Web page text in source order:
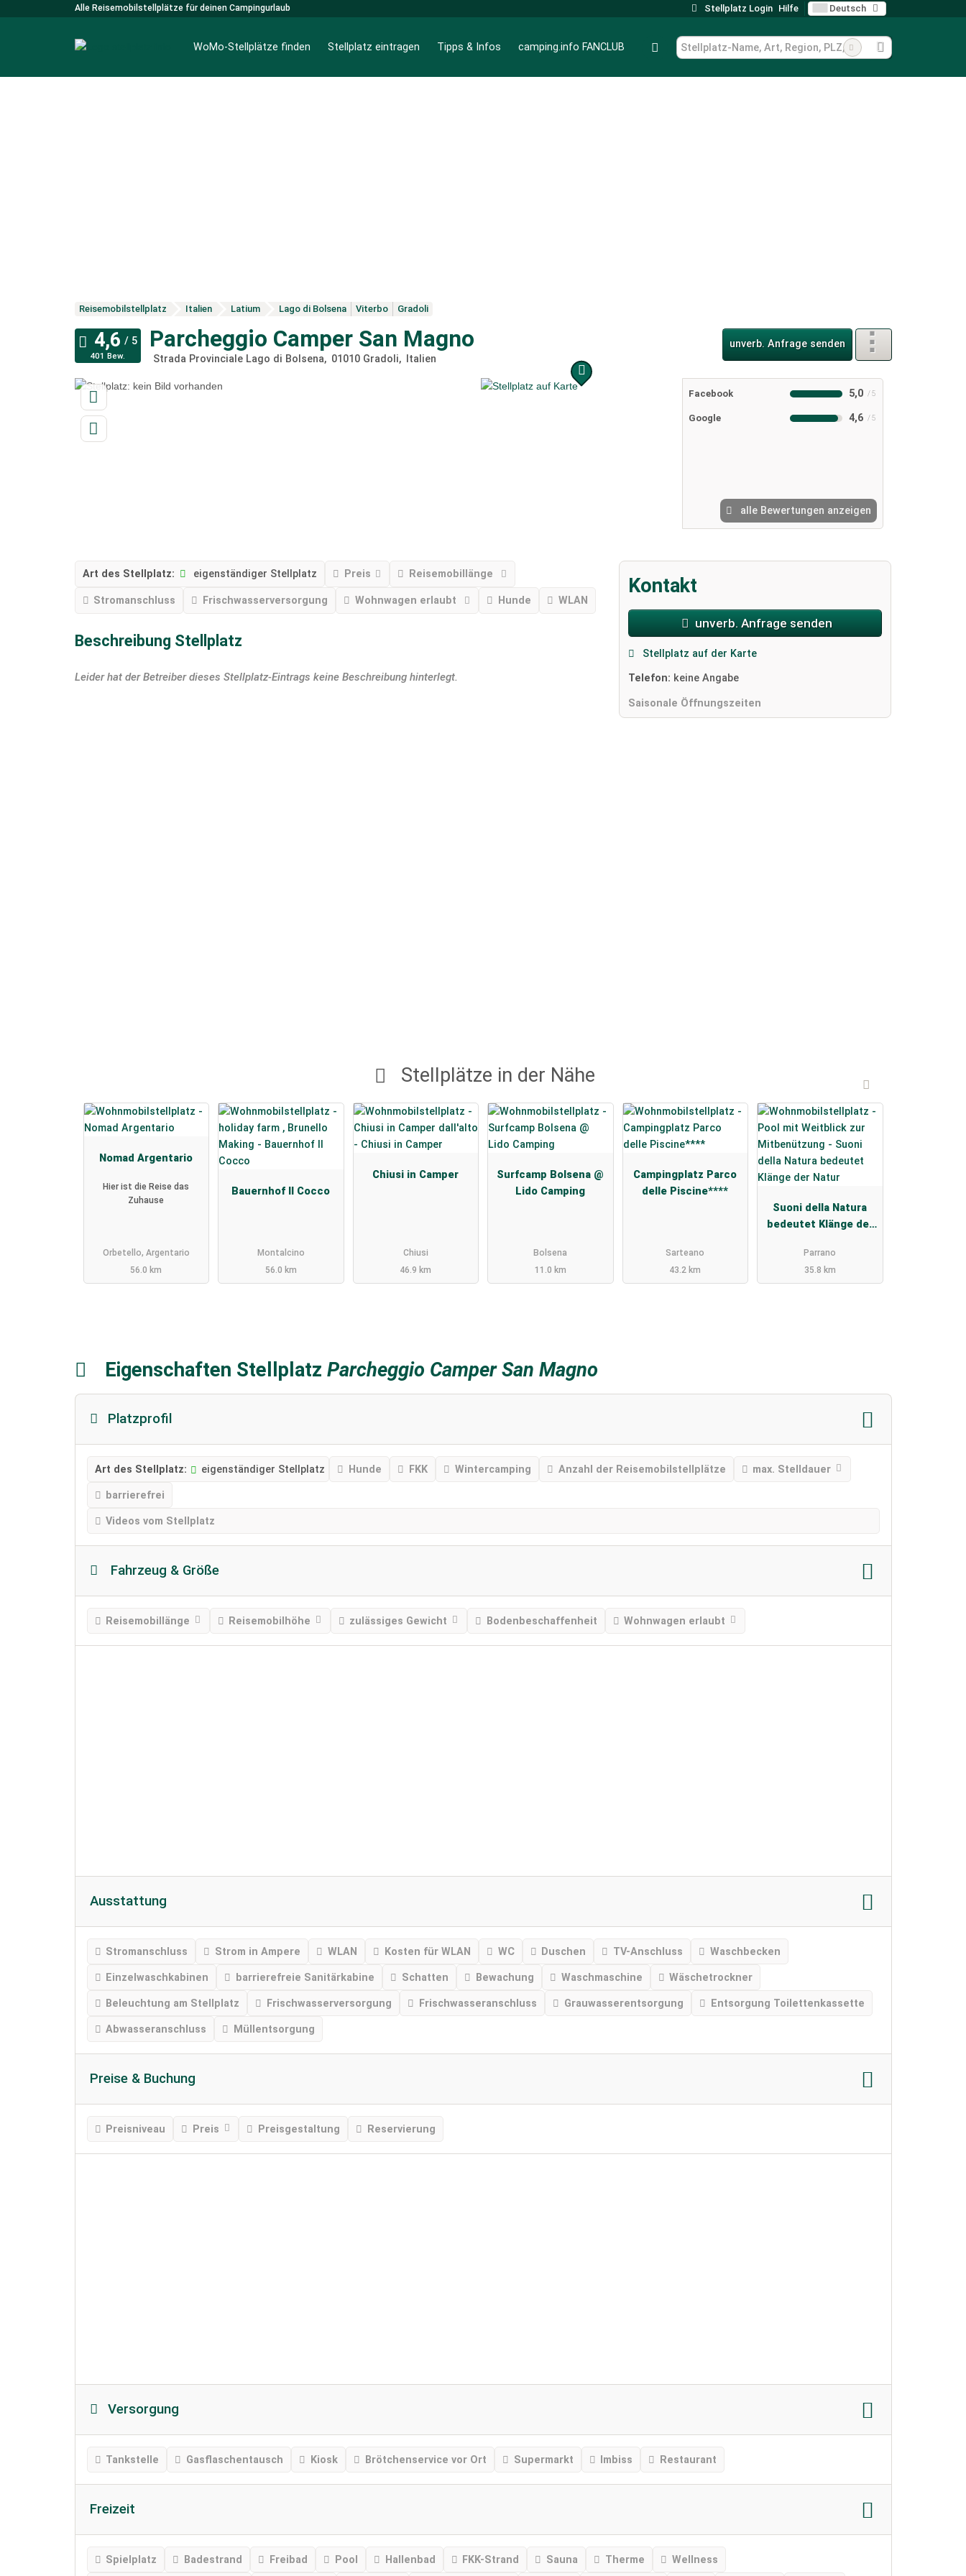
Alle Reisemobilstellplätze für deinen Campingurlaub Stellplatz Login Hilfe Deutsch
WoMo-Stellplätze finden Stellplatz eintragen Tipps & Infos camping.info FANCLUB
Reisemobilstellplatz Italien Latium Lago di Bolsena Viterbo Gradoli
Parcheggio Camper San Magno
Strada Provinciale Lago di Bolsena 01010 Gradoli Italien
unverb. Anfrage senden
401 Bew.
Facebook 5,0
Google 4,6
alle Bewertungen anzeigen
Art des Stellplatz: eigenständiger Stellplatz Preis Reisemobillänge
Stromanschluss Frischwasserversorgung Wohnwagen erlaubt Hunde WLAN
Beschreibung Stellplatz
Leider hat der Betreiber dieses Stellplatz-Eintrags keine Beschreibung hinterlegt.
Kontakt
unverb. Anfrage senden
Stellplatz auf der Karte
Telefon: keine Angabe
Saisonale Öffnungszeiten
Stellplätze in der Nähe
Nomad Argentario
Hier ist die Reise das
Zuhause
Orbetello, Argentario
56.0 km
Bauernhof Il Cocco
Montalcino
56.0 km
Chiusi in Camper
Chiusi
46.9 km
Surfcamp Bolsena @
Lido Camping
Bolsena
11.0 km
Campingplatz Parco
delle Piscine****
Sarteano
43.2 km
Suoni della Natura
bedeutet Klänge der
Parrano
35.8 km
Eigenschaften StellplatzParcheggio Camper San Magno
Platzprofil
Art des Stellplatz: eigenständiger Stellplatz Hunde FKK Wintercamping Anzahl der Reisemobilstellplätze max. Stelldauer
barrierefrei
Videos vom Stellplatz
Fahrzeug & Größe
Reisemobillänge Reisemobilhöhe zulässiges Gewicht Bodenbeschaffenheit Wohnwagen erlaubt
Ausstattung
Stromanschluss Strom in Ampere WLAN Kosten für WLAN WC Duschen TV-Anschluss Waschbecken
Einzelwaschkabinen barrierefreie Sanitärkabine Schatten Bewachung Waschmaschine Wäschetrockner
Beleuchtung am Stellplatz Frischwasserversorgung Frischwasseranschluss Grauwasserentsorgung Entsorgung Toilettenkassette
Abwasseranschluss Müllentsorgung
Preise & Buchung
Preisniveau Preis Preisgestaltung Reservierung
Versorgung
Tankstelle Gasflaschentausch Kiosk Brötchenservice vor Ort Supermarkt Imbiss Restaurant
Freizeit
Spielplatz Badestrand Freibad Pool Hallenbad FKK-Strand Sauna Therme Wellness